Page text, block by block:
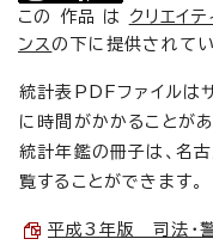
この 作品 は クリエイ
ンスの下に提供されてい
統計表PDFファイルは
に時間がかかることが
統計年鑑の冊子は、名
覧することができます。
平成3年版 司法・